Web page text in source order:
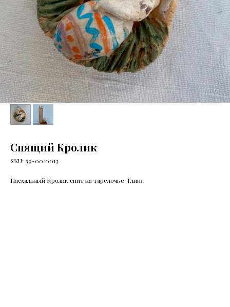
Спящий Кролик
SKU: 39-00/0013
Пасхальный Кролик спит на тарелочке. Глина